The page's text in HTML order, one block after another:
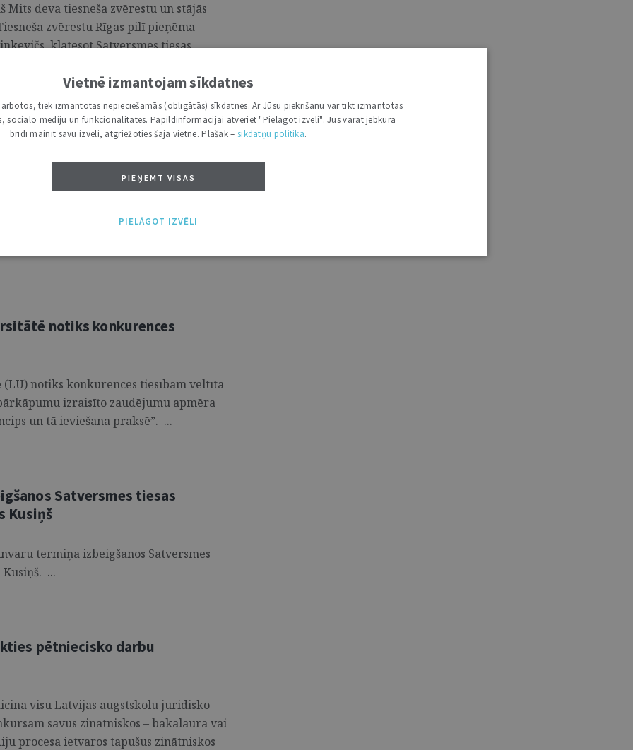
Mits deva tiesneša zvērestu un stājās
zvērestu Rīgas pilī pieņēma
klātesot Satversmes tiesas
par Latvijas valsts
– bīskapa Jāzepa Rancāna
Centrālās padomes pēdējā sēde
Pauls Kalniņš parakstīja
...
notiks konkurences
notiks konkurences tiesībām veltīta
izraisīto zaudējumu apmēra
un tā ieviešana praksē”. ...
Satversmes tiesas
Kusiņš
termiņa izbeigšanos Satversmes
...
pētniecisko darbu
visu Latvijas augstskolu juridisko
savus zinātniskos – bakalaura vai
procesa ietvaros tapušus zinātniskos
Vietnē izmantojam sīkdatnes
tiek izmantotas nepieciešamās (obligātās) sīkdatnes. Ar Jūsu piekrišanu var tikt izmantotas
sociālo mediju un funkcionalitātes. Papildinformācijai atveriet "Pielāgot izvēli". Jūs varat jebkurā
brīdī mainīt savu izvēli, atgriežoties šajā vietnē. Plašāk – sīkdatņu politikā.
PIEŅEMT VISAS
PIELĀGOT IZVĒLI